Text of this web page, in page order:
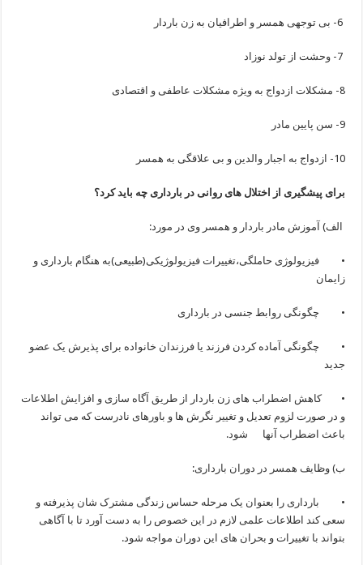
6- بی توجهی همسر و اطرافیان به زن باردار
7- وحشت از تولد نوزاد
8- مشکلات ازدواج به ویژه مشکلات عاطفی و اقتصادی
9- سن پایین مادر
10- ازدواج به اجبار والدین و بی علاقگی به همسر
برای پیشگیری از اختلال های روانی در بارداری چه باید کرد؟
الف) آموزش مادر باردار و همسر وی در مورد:
• فیزیولوژی حاملگی،تغییرات فیزیولوژیکی(طبیعی)به هنگام بارداری و
زایمان
• چگونگی روابط جنسی در بارداری
• چگونگی آماده کردن فرزند یا فرزندان خانواده برای پذیرش یک عضو
جدید
• کاهش اضطراب های زن باردار از طریق آگاه سازی و افزایش اطلاعات
و در صورت لزوم تعدیل و تغییر نگرش ها و باورهای نادرست که می تواند
باعث اضطراب آنها شود.
ب) وظایف همسر در دوران بارداری:
• بارداری را بعنوان یک مرحله حساس زندگی مشترک شان پذیرفته و
سعی کند اطلاعات علمی لازم در این خصوص را به دست آورد تا با آگاهی
بتواند با تغییرات و بحران های این دوران مواجه شود.